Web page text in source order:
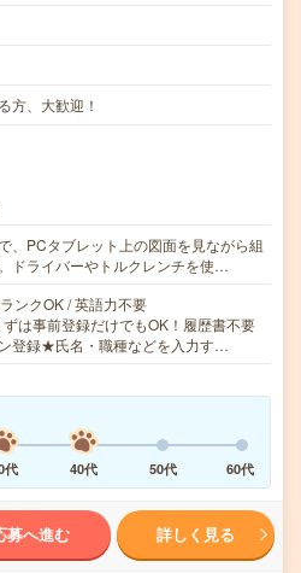
方、大歓迎！
、PCタブレット上の図面を見ながら組
ドライバーやトルクレンチを使…
ンクOK / 英語力不要
は事前登録だけでもOK！履歴書不要
登録★氏名・職種などを入力す…
代 40代 50代 60代
募へ進む 詳しく見る